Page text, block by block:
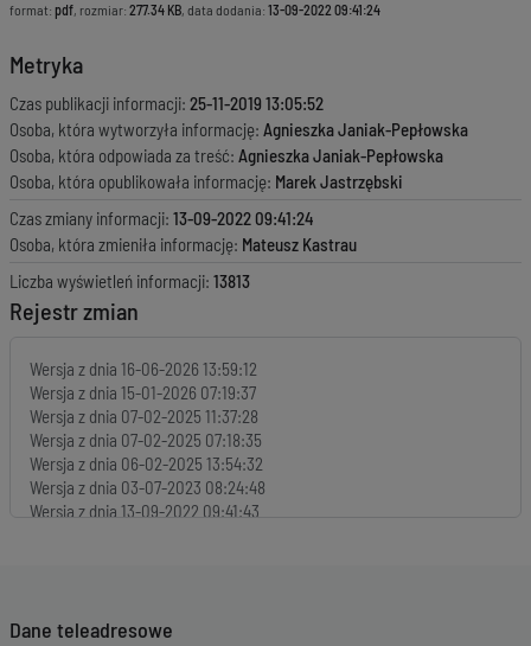
format: pdf, rozmiar: 277.34 KB, data dodania: 13-09-2022 09:41:24
Metryka
Czas publikacji informacji: 25-11-2019 13:05:52
Osoba, która wytworzyła informację: Agnieszka Janiak-Pepłowska
Osoba, która odpowiada za treść: Agnieszka Janiak-Pepłowska
Osoba, która opublikowała informację: Marek Jastrzębski
Czas zmiany informacji: 13-09-2022 09:41:24
Osoba, która zmieniła informację: Mateusz Kastrau
Liczba wyświetleń informacji: 13813
Rejestr zmian
Wersja z dnia 16-06-2026 13:59:12
Wersja z dnia 15-01-2026 07:19:37
Wersja z dnia 07-02-2025 11:37:28
Wersja z dnia 07-02-2025 07:18:35
Wersja z dnia 06-02-2025 13:54:32
Wersja z dnia 03-07-2023 08:24:48
Wersja z dnia 13-09-2022 09:41:43
Wersja z dnia06-07-2020 12:26:00
Dane teleadresowe